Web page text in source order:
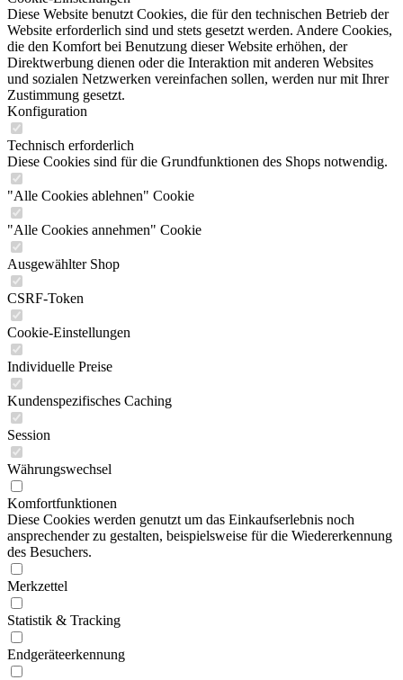
Diese Website benutzt Cookies, die für den technischen Betrieb der
Website erforderlich sind und stets gesetzt werden. Andere Cookies,
die den Komfort bei Benutzung dieser Website erhöhen, der
Direktwerbung dienen oder die Interaktion mit anderen Websites
und sozialen Netzwerken vereinfachen sollen, werden nur mit Ihrer
Zustimmung gesetzt.
Konfiguration
Technisch erforderlich
Diese Cookies sind für die Grundfunktionen des Shops notwendig.
"Alle Cookies ablehnen" Cookie
"Alle Cookies annehmen" Cookie
Ausgewählter Shop
CSRF-Token
Cookie-Einstellungen
Individuelle Preise
Kundenspezifisches Caching
Session
Währungswechsel
Komfortfunktionen
Diese Cookies werden genutzt um das Einkaufserlebnis noch
ansprechender zu gestalten, beispielsweise für die Wiedererkennung
des Besuchers.
Merkzettel
Statistik & Tracking
Endgeräteerkennung